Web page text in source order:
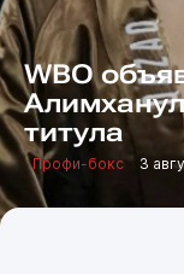
WBO
титула
Профи-бокс 3